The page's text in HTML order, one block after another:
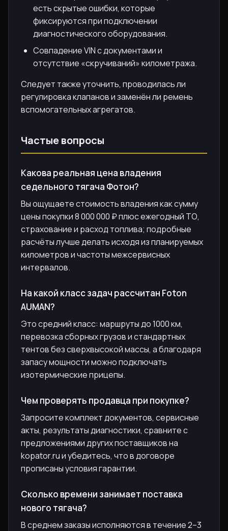
есть скрытые ошибки, которые
фиксируются при подключении
диагностического оборудования.
Совпадение VIN с документами и
отсутствие «скручиваний» километража.
Следует также уточнить, проводилась ли
регулировка клапанов и заменён ли ремень
вспомогательных агрегатов.
Частые вопросы
Какова реальная цена владения
седельного тягача Фотон?
Вы ощущаете стоимость владения как сумму
цены покупки 8 000 000 ₽ плюс ежегодный ТО,
страхование и расход топлива; подробные
расчёты лучше делать исходя из планируемых
километров и частоты межсервисных
интервалов.
На какой класс задач рассчитан Foton
AUMAN?
Это средний класс: маршруты до 1000 км,
перевозка сборных грузов и стандартных
тентов без сверхвысокой массы, а благодаря
запасу мощности можно подключать
изотермические прицепы.
Чем проверять продавца при покупке?
Запросите комплект документов, сервисные
акты, результаты диагностики, сравните с
предложениями других поставщиков на
kopator.ru и убедитесь, что в договоре
прописаны условия гарантии.
Сколько времени занимает поставка
нового тягача?
В среднем заказы исполняются в течение 2–3